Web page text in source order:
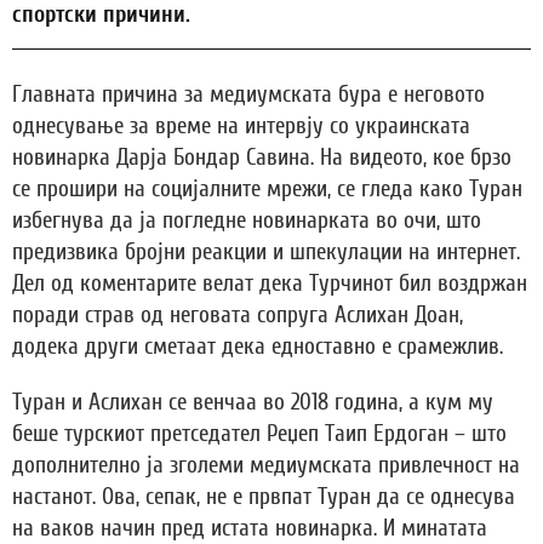
спортски причини.
Главната причина за медиумската бура е неговото
однесување за време на интервју со украинската
новинарка Дарја Бондар Савина. На видеото, кое брзо
се прошири на социјалните мрежи, се гледа како Туран
избегнува да ја погледне новинарката во очи, што
предизвика бројни реакции и шпекулации на интернет.
Дел од коментарите велат дека Турчинот бил воздржан
поради страв од неговата сопруга Аслихан Доан,
додека други сметаат дека едноставно е срамежлив.
Туран и Аслихан се венчаа во 2018 година, а кум му
беше турскиот претседател Реџеп Таип Ердоган – што
дополнително ја зголеми медиумската привлечност на
настанот. Ова, сепак, не е првпат Туран да се однесува
на ваков начин пред истата новинарка. И минатата